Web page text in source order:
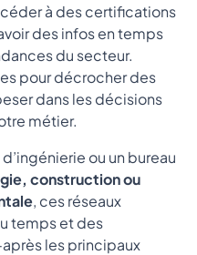
à des certifications
des infos en temps
du secteur.
pour décrocher des
dans les décisions
métier.
ou un bureau
construction ou
, ces réseaux
temps et des
les principaux